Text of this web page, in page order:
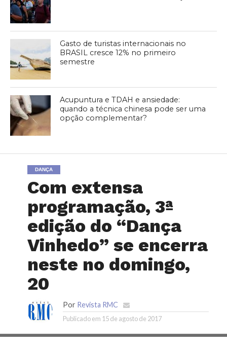
Gasto de turistas internacionais no
BRASIL cresce 12% no primeiro
semestre
Acupuntura e TDAH e ansiedade:
quando a técnica chinesa pode ser uma
opção complementar?
DANÇA
Com extensa
programação, 3ª
edição do “Dança
Vinhedo” se encerra
neste no domingo,
20
Por Revista RMC
Publicado em 15 de agosto de 2017